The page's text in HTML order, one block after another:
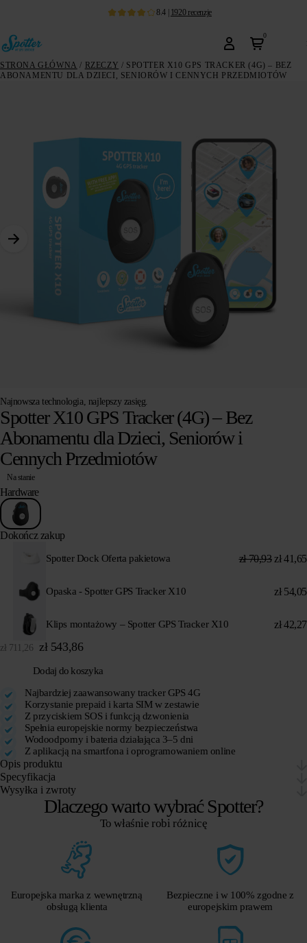
8.4 | 1920 recenzje
0
STRONA GŁÓWNA / RZECZY / SPOTTER X10 GPS TRACKER (4G) – BEZ
ABONAMENTU DLA DZIECI, SENIORÓW I CENNYCH PRZEDMIOTÓW
Najnowsza technologia, najlepszy zasięg.
Spotter X10 GPS Tracker (4G) – Bez
Abonamentu dla Dzieci, Seniorów i
Cennych Przedmiotów
Na stanie
Hardware
Dokończ zakup
Spotter Dock Oferta pakietowa zł70,93 zł41,65
Opaska - Spotter GPS Tracker X10 zł54,05
Klips montażowy – Spotter GPS Tracker X10 zł42,27
zł 711,26 zł543,86
Dodaj do koszyka
Najbardziej zaawansowany tracker GPS 4G
Korzystanie prepaid i karta SIM w zestawie
Z przyciskiem SOS i funkcją dzwonienia
Spełnia europejskie normy bezpieczeństwa
Wodoodporny i bateria działająca 3–5 dni
Z aplikacją na smartfona i oprogramowaniem online
Opis produktu
Specyfikacja
Wysyłka i zwroty
Dlaczego warto wybrać Spotter?
To właśnie robi różnicę
Europejska marka z wewnętrzną
obsługą klienta
Bezpieczne i w 100% zgodne z
europejskim prawem